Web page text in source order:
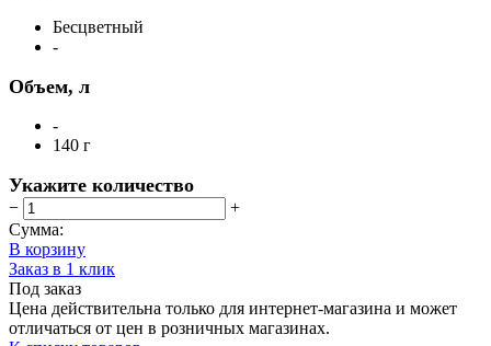
Бесцветный
-
Объем, л
-
140 г
Укажите количество
−
+
Сумма:
В корзину
Заказ в 1 клик
Под заказ
Цена действительна только для интернет-магазина и может
отличаться от цен в розничных магазинах.